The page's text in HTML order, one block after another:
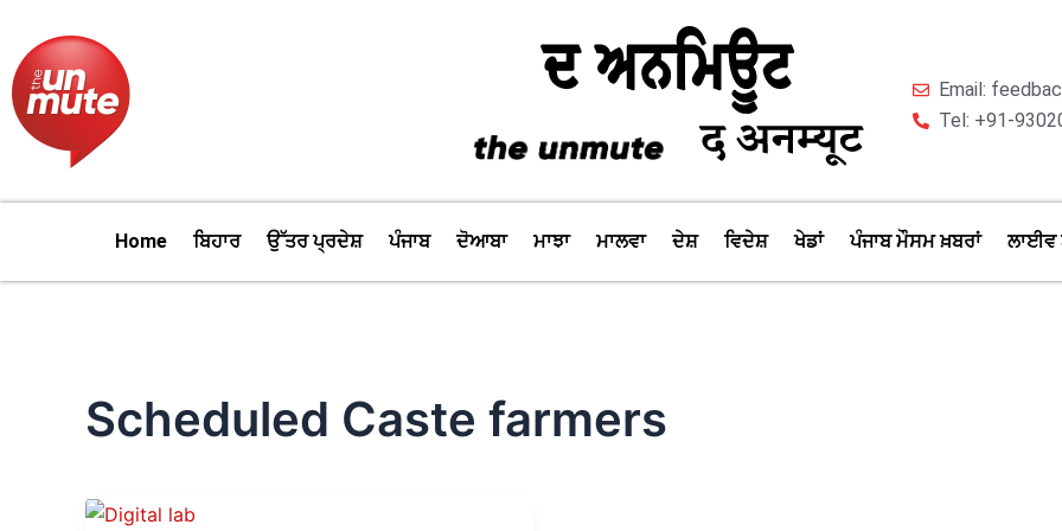
content
Email:
Tel: +91-
Home ਬਿਹਾਰ ਉੱਤਰ ਪ੍ਰਦੇਸ਼ ਪੰਜਾਬ ਦੋਆਬਾ ਮਾਝਾ ਮਾਲਵਾ ਦੇਸ਼ ਵਿਦੇਸ਼ ਖੇਡਾਂ ਪੰਜਾਬ ਮੌਸਮ ਖ਼ਬਰਾਂ ਲਾਈਵ
Scheduled Caste farmers